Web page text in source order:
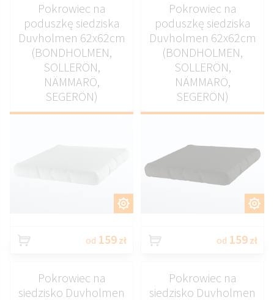
Pokrowiec na
poduszkę siedziska
Duvholmen 62x62cm
(BONDHOLMEN,
SOLLERÖN,
NÄMMARÖ,
SEGERÖN)
od 159 zł
Pokrowiec na
poduszkę siedziska
Duvholmen 62x62cm
(BONDHOLMEN,
SOLLERÖN,
NÄMMARÖ,
SEGERÖN)
od 159 zł
Pokrowiec na
siedzisko Duvholmen
Pokrowiec na
siedzisko Duvholmen